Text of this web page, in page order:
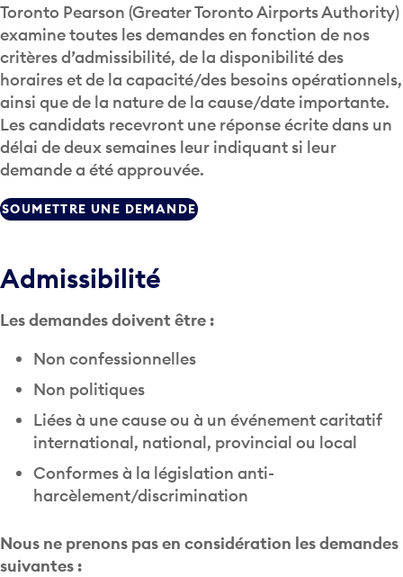
Toronto Pearson (Greater Toronto Airports Authority)
examine toutes les demandes en fonction de nos
critères d’admissibilité, de la disponibilité des
horaires et de la capacité/des besoins opérationnels,
ainsi que de la nature de la cause/date importante.
Les candidats recevront une réponse écrite dans un
délai de deux semaines leur indiquant si leur
demande a été approuvée.
SOUMETTRE UNE DEMANDE
Admissibilité
Les demandes doivent être :
Non confessionnelles
Non politiques
Liées à une cause ou à un événement caritatif
international, national, provincial ou local
Conformes à la législation anti-
harcèlement/discrimination
Nous ne prenons pas en considération les demandes
suivantes :